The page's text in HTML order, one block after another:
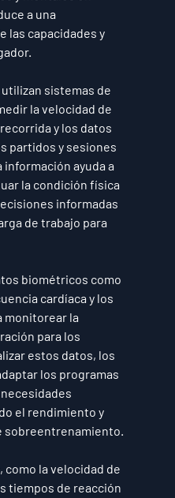
a una
las capacidades y
sistemas de
la velocidad de
y los datos
partidos y sesiones
ayuda a
la condición física
informadas
de trabajo para
biométricos como
cardíaca y los
monitorear la
para los
estos datos, los
los programas
el rendimiento y
sobreentrenamiento.
la velocidad de
tiempos de reacción